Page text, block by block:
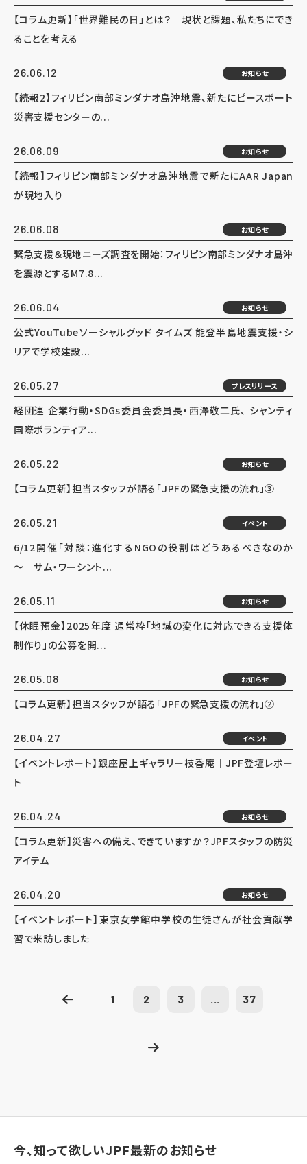
【コラム更新】「世界難民の日」とは？ 現状と課題、私たちにでき
ることを考える
26.06.12 お知らせ
【続報2】フィリピン南部ミンダナオ島沖地震、新たにピースボート
災害支援センターの...
26.06.09 お知らせ
【続報】フィリピン南部ミンダナオ島沖地震で新たにAAR Japan
が現地入り
26.06.08 お知らせ
緊急支援＆現地ニーズ調査を開始：フィリピン南部ミンダナオ島沖
を震源とするM7.8...
26.06.04 お知らせ
公式YouTubeソーシャルグッド タイムズ 能登半島地震支援・シ
リアで学校建設...
26.05.27 プレスリリース
経団連 企業行動・SDGs委員会委員長・西澤敬二氏、 シャンティ
国際ボランティア...
26.05.22 お知らせ
【コラム更新】担当スタッフが語る「JPFの緊急支援の流れ」③
26.05.21 イベント
6/12開催「対談：進化するNGOの役割はどうあるべきなのか
～ サム・ワーシント...
26.05.11 お知らせ
【休眠預金】2025年度 通常枠「地域の変化に対応できる支援体
制作り」の公募を開...
26.05.08 お知らせ
【コラム更新】担当スタッフが語る「JPFの緊急支援の流れ」②
26.04.27 イベント
【イベントレポート】銀座屋上ギャラリー枝香庵｜JPF登壇レポー
ト
26.04.24 お知らせ
【コラム更新】災害への備え、できていますか？JPFスタッフの防災
アイテム
26.04.20 お知らせ
【イベントレポート】東京女学館中学校の生徒さんが社会貢献学
習で来訪しました
1 2 3 ... 37
今、知って欲しいJPF最新のお知らせ